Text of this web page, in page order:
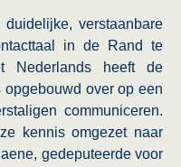
verstaanbare
in de Rand te
Nederlands heeft de
over op een
communiceren.
kennis omgezet naar
gedeputeerde voor